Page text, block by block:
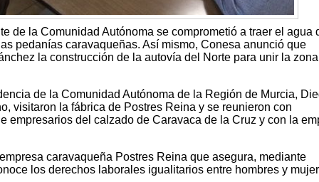
de la Comunidad Autónoma se comprometió a traer el agua
pedanías caravaqueñas. Así mismo, Conesa anunció que
la construcción de la autovía del Norte para unir la
de la Comunidad Autónoma de la Región de Murcia,
visitaron la fábrica de Postres Reina y se reunieron con
empresarios del calzado de Caravaca de la Cruz y con la
caravaqueña Postres Reina que asegura, mediante
los derechos laborales igualitarios entre hombres y